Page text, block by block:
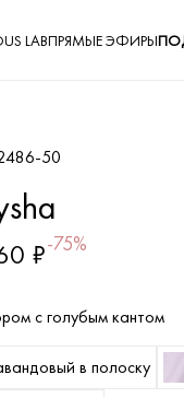
LABПРЯМЫЕ ЭФИРЫ
50
₽-75%
с голубым кантом
в полоску